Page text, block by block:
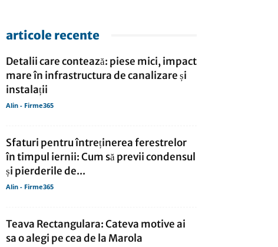
articole recente
Detalii care contează: piese mici, impact
mare în infrastructura de canalizare și
instalații
Alin - Firme365
Sfaturi pentru întreținerea ferestrelor
în timpul iernii: Cum să previi condensul
și pierderile de...
Alin - Firme365
Teava Rectangulara: Cateva motive ai
sa o alegi pe cea de la Marola